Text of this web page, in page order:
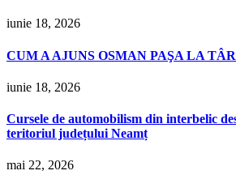
iunie 18, 2026
CUM A AJUNS OSMAN PAŞA LA
iunie 18, 2026
Cursele de automobilism din interbelic
teritoriul județului Neamț
mai 22, 2026